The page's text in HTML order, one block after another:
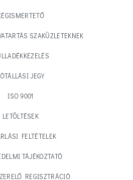
SZAKÜZLETEKNEK
JEGY
ISO 9001
LETÖLTÉSEK
FELTÉTELEK
TÁJÉKOZTATÓ
REGISZTRÁCIÓ